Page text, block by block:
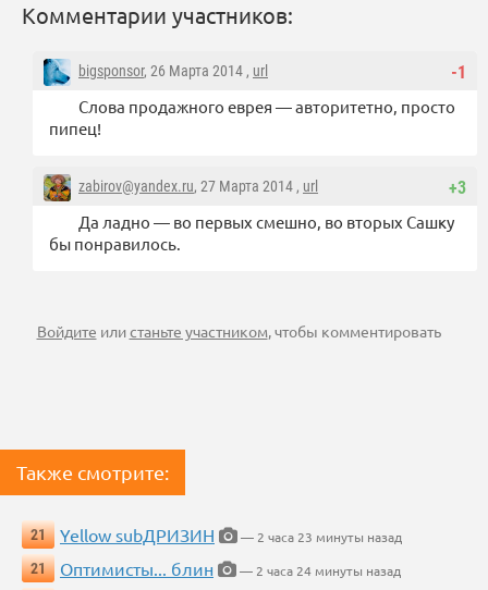
Комментарии участников:
-1
bigsponsor, 26 Марта 2014 , url
Слова продажного еврея — авторитетно, просто
пипец!
+3
zabirov@yandex.ru, 27 Марта 2014 , url
Да ладно — во первых смешно, во вторых Сашку
бы понравилось.
Войдите илистаньте участником, чтобы комментировать
Также смотрите:
21 Yellow subДРИЗИН
— 2 часа 23 минуты назад
21
Оптимисты... блин
— 2 часа 24 минуты назад